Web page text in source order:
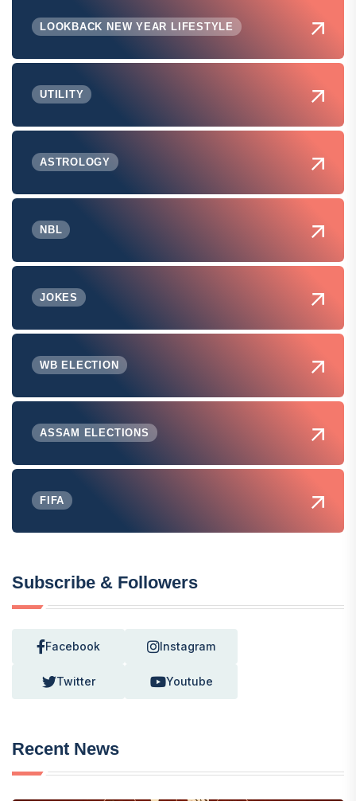
LOOKBACK NEW YEAR LIFESTYLE
UTILITY
ASTROLOGY
NBL
JOKES
WB ELECTION
ASSAM ELECTIONS
FIFA
Subscribe & Followers
Facebook Instagram
Twitter Youtube
Recent News